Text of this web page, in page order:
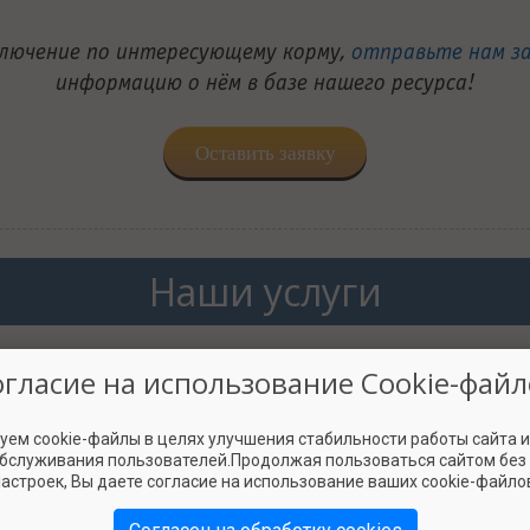
по интересующему корму, отправьте нам
информацию о нём в базе нашего ресурса!
Оставить заявку
Наши услуги
вашу ситуацию и
решить вопросы по
Подберём три варианта
питомца по вашему
на использование Cookie-
cookie-файлы в целях улучшения стабильности работы сайта
пользователей.Продолжая пользоваться сайтом
Вы даете согласие на использование ваших cookie-